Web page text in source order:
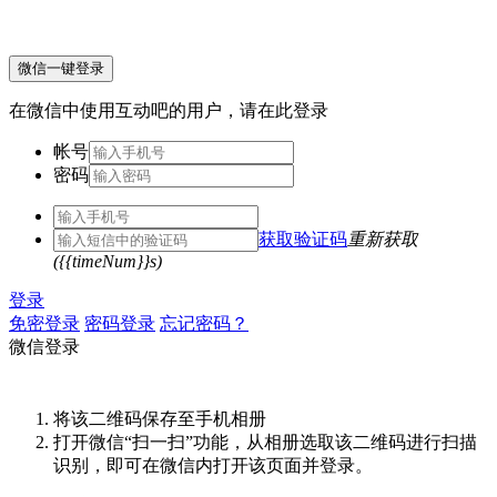
微信一键登录
在微信中使用互动吧的用户，请在此登录
帐号
密码
获取验证码重新获取
({{timeNum}}s)
登录
免密登录 密码登录 忘记密码？
微信登录
将该二维码保存至手机相册
打开微信“扫一扫”功能，从相册选取该二维码进行扫描
识别，即可在微信内打开该页面并登录。